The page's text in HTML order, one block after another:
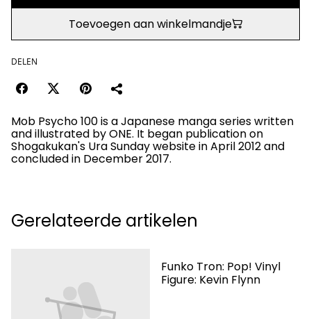
Toevoegen aan winkelmandje
DELEN
Mob Psycho 100 is a Japanese manga series written
and illustrated by ONE. It began publication on
Shogakukan's Ura Sunday website in April 2012 and
concluded in December 2017.
Gerelateerde artikelen
Funko Tron: Pop! Vinyl
Figure: Kevin Flynn